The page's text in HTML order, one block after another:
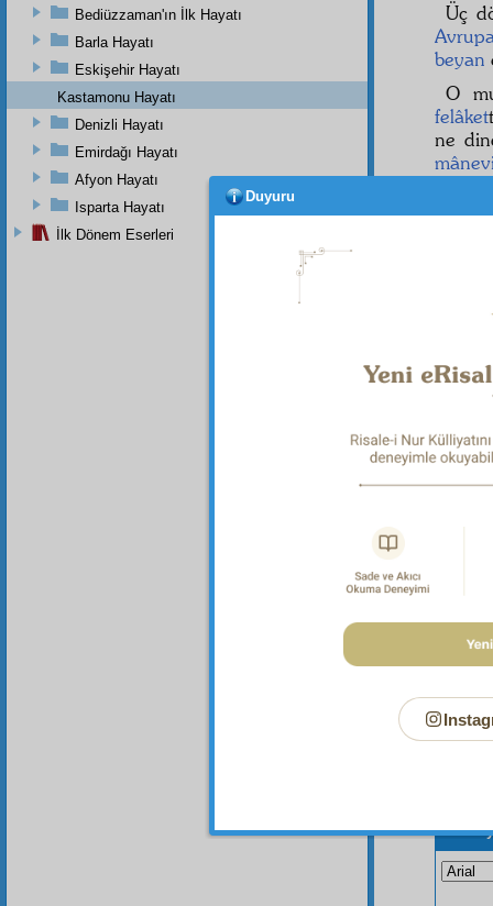
Üç
beyan
O
felâket
ne
onu
Dipnot-1
Her
Bu
Bediüzzaman'ın İlk Hayatı
Barla Hayatı
Eskişehir Hayatı
Kastamonu Hayatı
Denizli Hayatı
Emirdağı Hayatı
Afyon Hayatı
Isparta Hayatı
İlk Dönem Eserleri
Duyuru